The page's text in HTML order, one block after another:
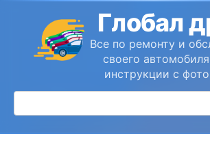
контенту
Глобал
Все по ремонту и
своего
инструкции с
Поиск: